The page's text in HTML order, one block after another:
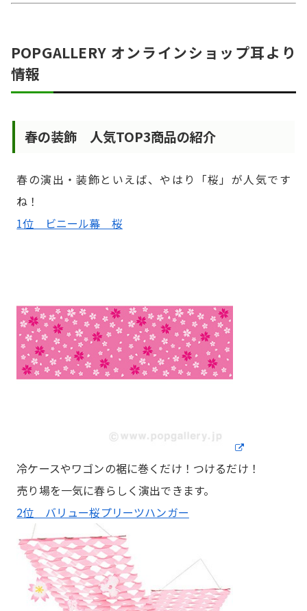
POPGALLERY オンラインショップ耳より
情報
春の装飾 人気TOP3商品の紹介
春の演出・装飾といえば、やはり「桜」が人気です
ね！
1位 ビニール幕 桜
冷ケースやワゴンの裾に巻くだけ！つけるだけ！
売り場を一気に春らしく演出できます。
2位 バリュー桜プリーツハンガー